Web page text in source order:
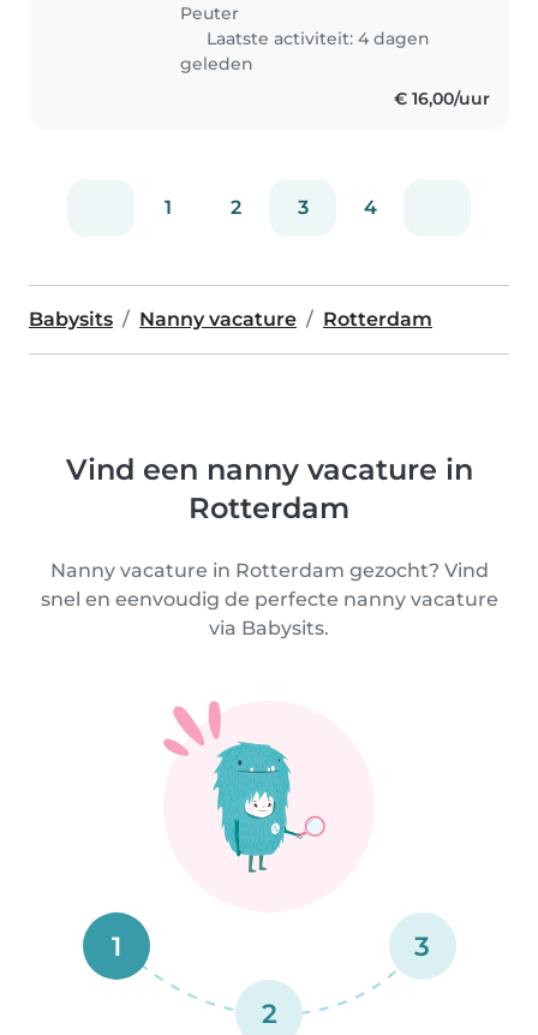
Peuter
Laatste activiteit: 4 dagen
geleden
€ 16,00/uur
1 2 3 4
Babysits Nanny vacature Rotterdam
Vind een nanny vacature in
Rotterdam
Nanny vacature in Rotterdam gezocht? Vind
snel en eenvoudig de perfecte nanny vacature
via Babysits.
1
2
3